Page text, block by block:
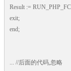
Result :=
exit;
end;
... //后面的代码,忽略